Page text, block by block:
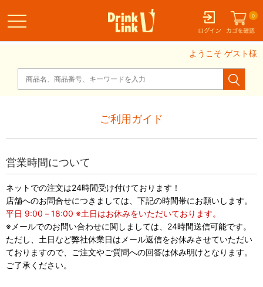
0
ゲスト様
ご利用ガイド
営業時間について
ネットでの注文は24時間受け付けております！
店舗へのお問合せにつきましては、下記の時間帯にお願いします。
平日 9:00－18:00 ※土日はお休みをいただいております。
※メールでのお問い合わせに関しましては、24時間送信可能です。
ただし、土日など弊社休業日はメール返信をお休みさせていただい
ておりますので、ご注文やご質問への回答は休み明けとなります。
ご了承ください。